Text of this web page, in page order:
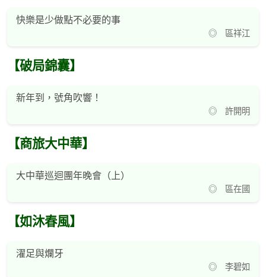
快樂是少做點不必要的事
◎ 區祥江
【破局錦囊】
新年到，號角吹響！
◎ 許開明
【商旅大中華】
大中華巡迴團年晚會（上）
◎ 區在國
【如沐春風】
濯足與爛牙
◎ 李碧如